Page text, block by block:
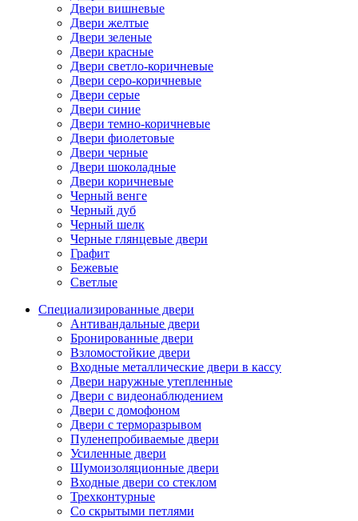
Двери вишневые
Двери желтые
Двери зеленые
Двери красные
Двери светло-коричневые
Двери серо-коричневые
Двери серые
Двери синие
Двери темно-коричневые
Двери фиолетовые
Двери черные
Двери шоколадные
Двери коричневые
Черный венге
Черный дуб
Черный шелк
Черные глянцевые двери
Графит
Бежевые
Светлые
Специализированные двери
Антивандальные двери
Бронированные двери
Взломостойкие двери
Входные металлические двери в кассу
Двери наружные утепленные
Двери с видеонаблюдением
Двери с домофоном
Двери с терморазрывом
Пуленепробиваемые двери
Усиленные двери
Шумоизоляционные двери
Входные двери со стеклом
Трехконтурные
Со скрытыми петлями